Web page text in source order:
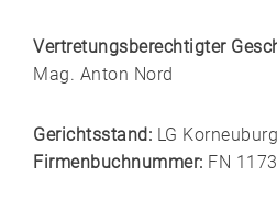
Vertretungsberechtigter
Mag. Anton Nord
Gerichtsstand: LG Korneuburg
Firmenbuchnummer: FN